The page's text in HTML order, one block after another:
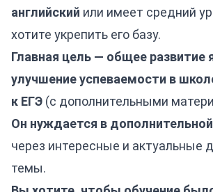
английский или имеет средний
хотите укрепить его базу.
Главная цель — общее развитие
улучшение успеваемости в
к ЕГЭ (с дополнительными
Он нуждается в
через интересные и актуальные
темы.